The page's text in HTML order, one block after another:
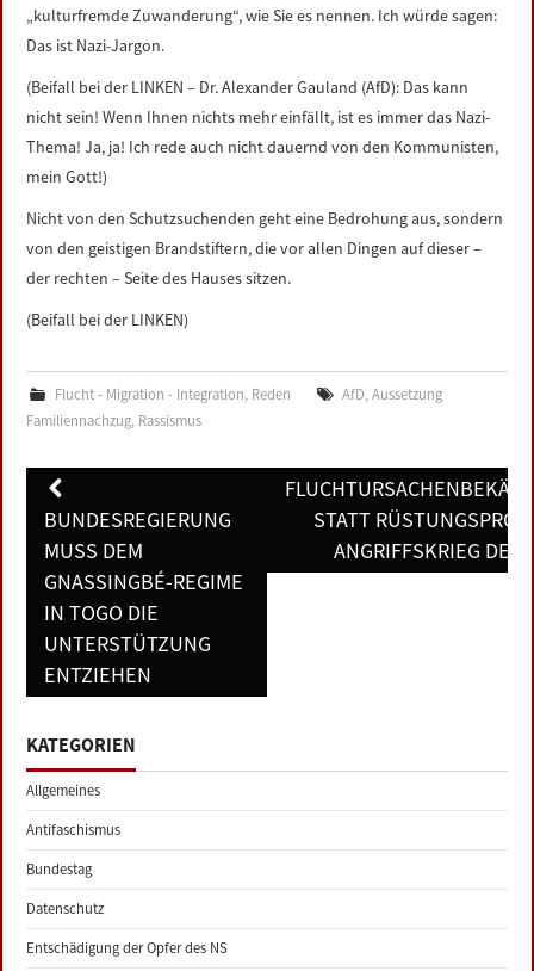
„kulturfremde Zuwanderung“, wie Sie es nennen. Ich würde sagen:
Das ist Nazi-Jargon.
(Beifall bei der LINKEN – Dr. Alexander Gauland (AfD): Das kann
nicht sein! Wenn Ihnen nichts mehr einfällt, ist es immer das Nazi-
Thema! Ja, ja! Ich rede auch nicht dauernd von den Kommunisten,
mein Gott!)
Nicht von den Schutzsuchenden geht eine Bedrohung aus, sondern
von den geistigen Brandstiftern, die vor allen Dingen auf dieser –
der rechten – Seite des Hauses sitzen.
(Beifall bei der LINKEN)
Flucht - Migration - Integration, Reden AfD, Aussetzung
Familiennachzug, Rassismus
Post
navigation
BUNDESREGIERUNG
MUSS DEM
GNASSINGBÉ-REGIME
IN TOGO DIE
UNTERSTÜTZUNG
ENTZIEHEN
STATT
ANGRIFFSKRIEG DER
KATEGORIEN
Allgemeines
Antifaschismus
Bundestag
Datenschutz
Entschädigung der Opfer des NS